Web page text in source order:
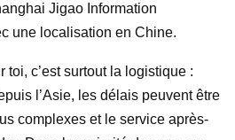
Jigao Information
une localisation en Chine.
c’est surtout la logistique :
l’Asie, les délais peuvent être
complexes et le service après-